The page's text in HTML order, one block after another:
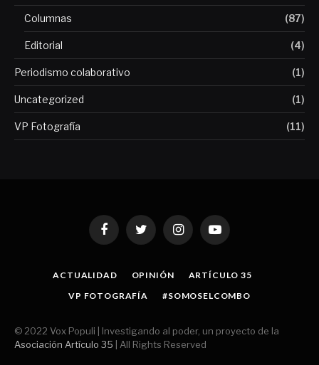
Columnas (87)
Editorial (4)
Periodismo colaborativo (1)
Uncategorized (1)
VP Fotografía (11)
FacebookTwitter InstagramYouTube
ACTUALIDAD OPINIÓN
ARTÍCULO 35
VP FOTOGRAFÍA
#SOMOSELCOMBO
© 2022 Vox Populi | Investigando al poder, un proyecto de la
Asociación Artículo 35 | All Rights Reserved